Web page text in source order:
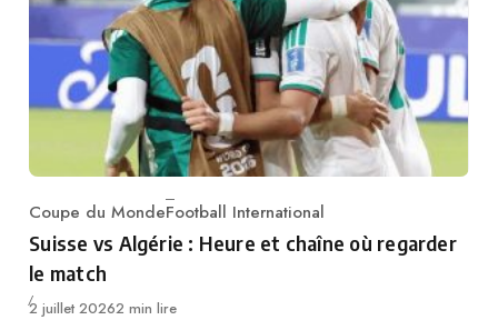
Category
Coupe du MondeFootball International
Suisse vs Algérie : Heure et chaîne où regarder
le match
Publié
2 juillet 20262 min lire